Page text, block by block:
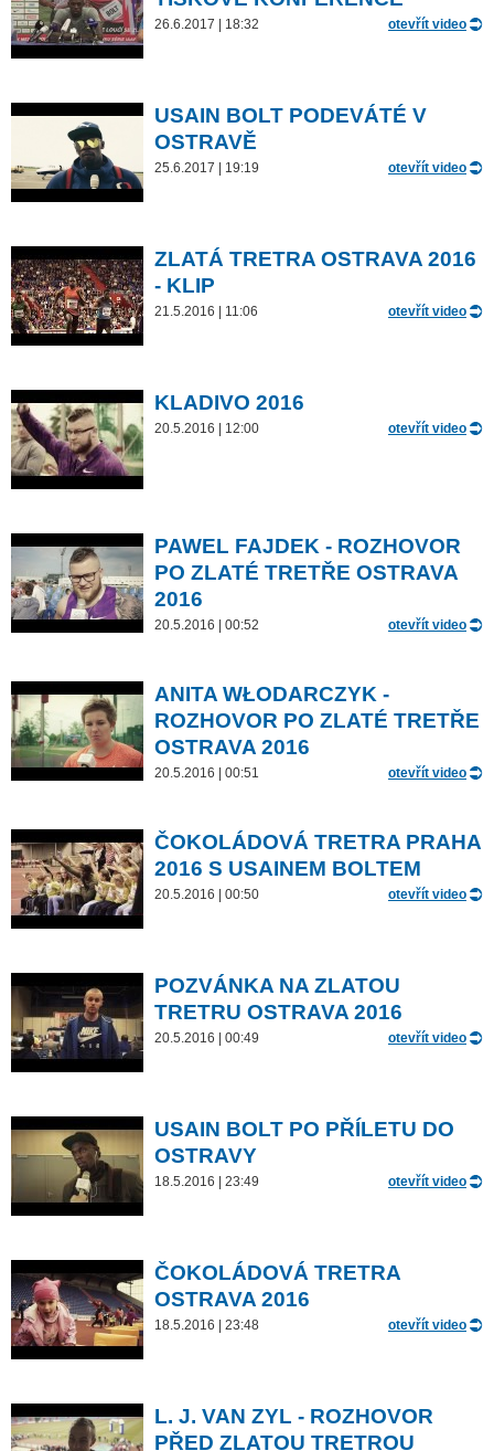
26.6.2017 | 18:32 otevřít video
USAIN BOLT PODEVÁTÉ V
OSTRAVĚ
25.6.2017 | 19:19 otevřít video
ZLATÁ TRETRA OSTRAVA 2016
- KLIP
21.5.2016 | 11:06 otevřít video
KLADIVO 2016
20.5.2016 | 12:00 otevřít video
PAWEL FAJDEK - ROZHOVOR
PO ZLATÉ TRETŘE OSTRAVA
2016
20.5.2016 | 00:52 otevřít video
ANITA WŁODARCZYK -
ROZHOVOR PO ZLATÉ TRETŘE
OSTRAVA 2016
20.5.2016 | 00:51 otevřít video
ČOKOLÁDOVÁ TRETRA PRAHA
2016 S USAINEM BOLTEM
20.5.2016 | 00:50 otevřít video
POZVÁNKA NA ZLATOU
TRETRU OSTRAVA 2016
20.5.2016 | 00:49 otevřít video
USAIN BOLT PO PŘÍLETU DO
OSTRAVY
18.5.2016 | 23:49 otevřít video
ČOKOLÁDOVÁ TRETRA
OSTRAVA 2016
18.5.2016 | 23:48 otevřít video
L. J. VAN ZYL - ROZHOVOR
PŘED ZLATOU TRETROU